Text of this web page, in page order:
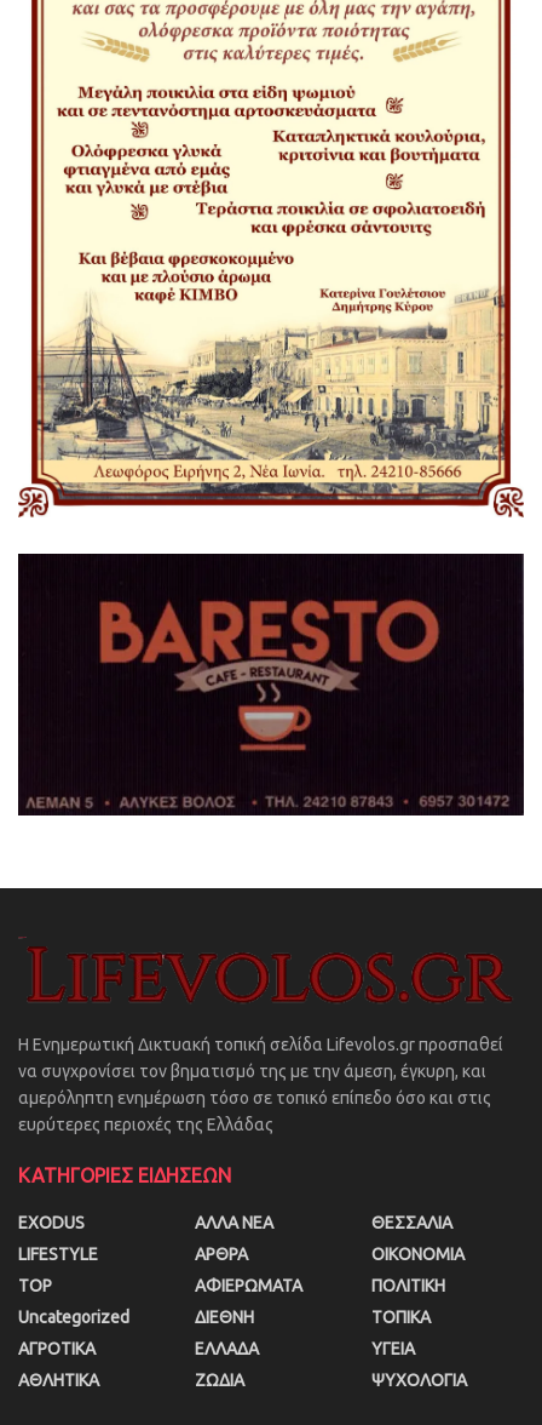
Η Ενημερωτική Δικτυακή τοπική σελίδα Lifevolos.gr προσπαθεί
να συγχρονίσει τον βηματισμό της με την άμεση, έγκυρη, και
αμερόληπτη ενημέρωση τόσο σε τοπικό επίπεδο όσο και στις
ευρύτερες περιοχές της Ελλάδας
ΚΑΤΗΓΟΡΙΕΣ ΕΙΔΗΣΕΩΝ
EXODUS
LIFESTYLE
TOP
Uncategorized
ΑΓΡΟΤΙΚΑ
ΑΘΛΗΤΙΚΑ
ΑΛΛΑ ΝΕΑ
ΑΡΘΡΑ
ΑΦΙΕΡΩΜΑΤΑ
ΔΙΕΘΝΗ
ΕΛΛΑΔΑ
ΖΩΔΙΑ
ΘΕΣΣΑΛΙΑ
ΟΙΚΟΝΟΜΙΑ
ΠΟΛΙΤΙΚΗ
ΤΟΠΙΚΑ
ΥΓΕΙΑ
ΨΥΧΟΛΟΓΙΑ